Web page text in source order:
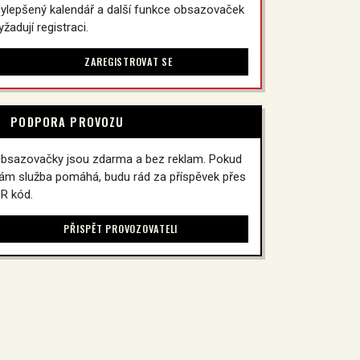
kalendář a další funkce obsazovaček
registraci.
ZAREGISTROVAT SE
PODPORA PROVOZU
jsou zdarma a bez reklam. Pokud
služba pomáhá, budu rád za příspěvek přes
kód.
PŘISPĚT PROVOZOVATELI